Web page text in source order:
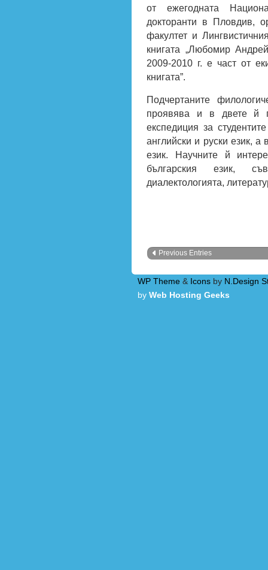
от ежегодната
докторанти в Пловдив,
факултет и
книгата „Любомир
2009-2010 г. е част от
книгата”.
Подчертаните
проявява и в двете й
експедиция за
английски и руски език,
език. Научните й
българския език,
диалектологията,
Previous Entries
WP Theme & Icons by N.Design
by Web Hosting Geeks